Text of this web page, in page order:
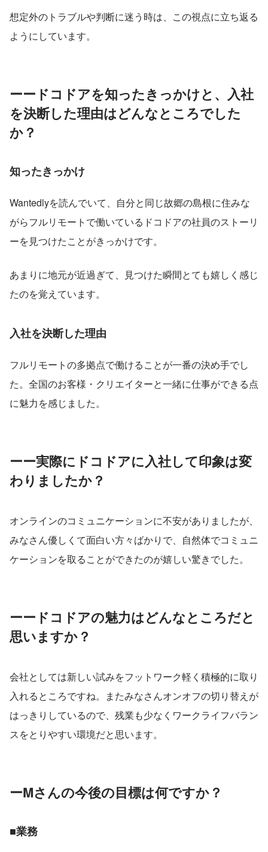
想定外のトラブルや判断に迷う時は、この視点に立ち返る
ようにしています。
ーードコドアを知ったきっかけと、入社
を決断した理由はどんなところでした
か？
知ったきっかけ
Wantedlyを読んでいて、自分と同じ故郷の島根に住みな
がらフルリモートで働いているドコドアの社員のストーリ
ーを見つけたことがきっかけです。
あまりに地元が近過ぎて、見つけた瞬間とても嬉しく感じ
たのを覚えています。
入社を決断した理由
フルリモートの多拠点で働けることが一番の決め手でし
た。全国のお客様・クリエイターと一緒に仕事ができる点
に魅力を感じました。
ーー実際にドコドアに入社して印象は変
わりましたか？
オンラインのコミュニケーションに不安がありましたが、
みなさん優しくて面白い方々ばかりで、自然体でコミュニ
ケーションを取ることができたのが嬉しい驚きでした。
ーードコドアの魅力はどんなところだと
思いますか？
会社としては新しい試みをフットワーク軽く積極的に取り
入れるところですね。またみなさんオンオフの切り替えが
はっきりしているので、残業も少なくワークライフバラン
スをとりやすい環境だと思います。
ーMさんの今後の目標は何ですか？
■業務